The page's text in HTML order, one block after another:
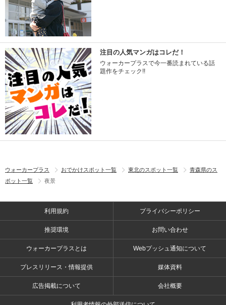
注目の人気マンガはコレだ！
ウォーカープラスで今一番読まれている話
題作をチェック!!
ウォーカープラス おでかけスポット一覧 東北のスポット一覧
青森県のス
ポット一覧
夜景
利用規約 プライバシーポリシー
推奨環境 お問い合わせ
ウォーカープラスとは Webプッシュ通知について
プレスリリース・情報提供 媒体資料
広告掲載について 会社概要